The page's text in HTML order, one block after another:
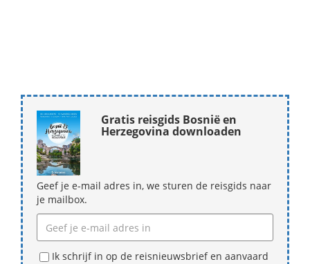
Gratis reisgids Bosnië en
Herzegovina downloaden
Geef je e-mail adres in, we sturen de reisgids naar
je mailbox.
Ik schrijf in op de reisnieuwsbrief en aanvaard